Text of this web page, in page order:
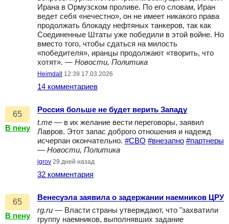
Ирана в Ормузском проливе. По его словам, Иран
ведет себя «нечестно», он не имеет никакого права
продолжать блокаду нефтяных танкеров, так как
Соединенные Штаты уже победили в этой войне. Но
вместо того, чтобы сдаться на милость
«победителя», иранцы продолжают «творить, что
хотят». — Новости, Политика
Heimdall 12:39 17.03.2026
14 комментариев
65
В пену
Россия больше не будет верить Западу
t.me — в их желание вести переговоры, заявил
Лавров. Этот запас доброго отношения и надежд
исчерпан окончательно. #СВО #внезапно #партнеры
— Новости, Политика
igrov 29 дней назад
32 комментария
65
В пену
Венесуэла заявила о задержании наемников ЦРУ
rg.ru — Власти страны утверждают, что "захватили
группу наемников, выполнявших задание